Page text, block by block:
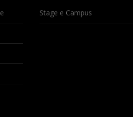
Stage e Campus